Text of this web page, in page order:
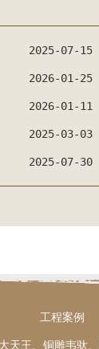
2025-07-15
2026-01-25
2026-01-11
2025-03-03
2025-07-30
工程案例
王、铜雕韦驮